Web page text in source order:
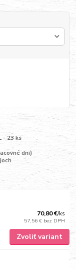
- 23 ks
dni)
70,80 €/ks
57,56 € bez DPH
Zvoliť variant